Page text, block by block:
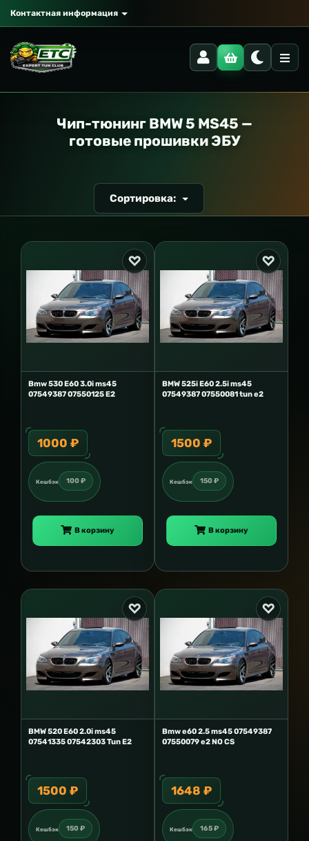
Контактная информация
Чип-тюнинг BMW 5 MS45 —
готовые прошивки ЭБУ
Сортировка:
Bmw 530 E60 3.0i ms45
07549387 07550125 E2
1000 ₽
Кешбэк 100 ₽
В корзину
BMW 525i E60 2.5i ms45
07549387 07550081 tun e2
1500 ₽
Кешбэк 150 ₽
В корзину
BMW 520 E60 2.0i ms45
07541335 07542303 Tun E2
1500 ₽
Кешбэк 150 ₽
Bmw e60 2.5 ms45 07549387
07550079 e2 NO CS
1648 ₽
Кешбэк 165 ₽